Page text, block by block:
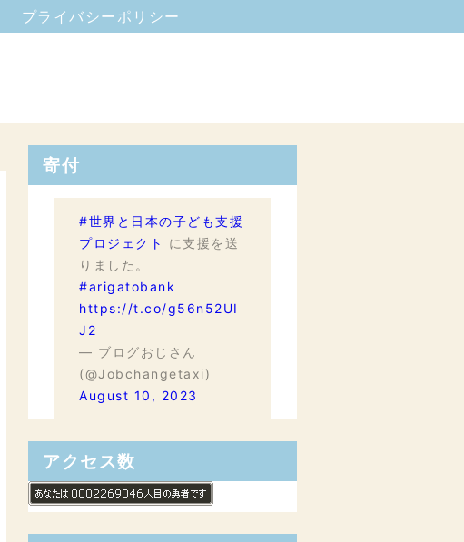
プライバシーポリシー
寄付
#世界と日本の子ども支援
プロジェクト
に支援を送
りました。
#arigatobank
https://t.co/g56n52UI
J2
— ブログおじさん
(@Jobchangetaxi)
August 10, 2023
アクセス数